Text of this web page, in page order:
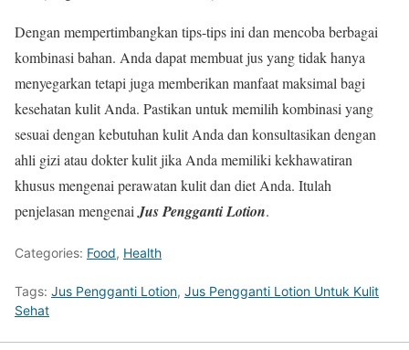
Dengan mempertimbangkan tips-tips ini dan mencoba berbagai
kombinasi bahan. Anda dapat membuat jus yang tidak hanya
menyegarkan tetapi juga memberikan manfaat maksimal bagi
kesehatan kulit Anda. Pastikan untuk memilih kombinasi yang
sesuai dengan kebutuhan kulit Anda dan konsultasikan dengan
ahli gizi atau dokter kulit jika Anda memiliki kekhawatiran
khusus mengenai perawatan kulit dan diet Anda. Itulah
penjelasan mengenai Jus Pengganti Lotion.
Categories: Food, Health
Tags: Jus Pengganti Lotion, Jus Pengganti Lotion Untuk Kulit
Sehat